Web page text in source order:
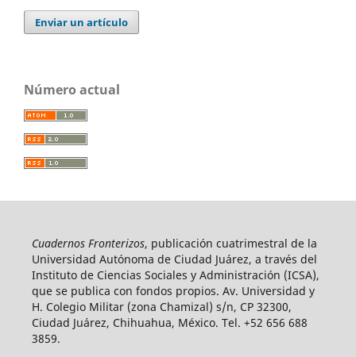
Enviar un artículo
Número actual
Cuadernos Fronterizos, publicación cuatrimestral de la
Universidad Autónoma de Ciudad Juárez, a través del
Instituto de Ciencias Sociales y Administración (ICSA),
que se publica con fondos propios. Av. Universidad y
H. Colegio Militar (zona Chamizal) s/n, CP 32300,
Ciudad Juárez, Chihuahua, México. Tel. +52 656 688
3859.